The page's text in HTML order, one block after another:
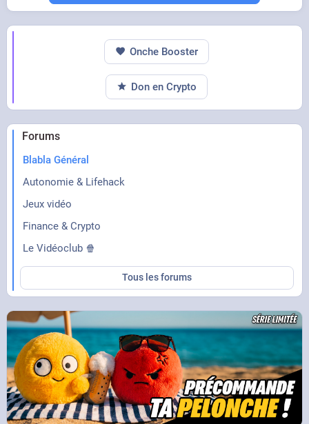
Forums
Blabla Général
Autonomie & Lifehack
Jeux vidéo
Finance & Crypto
Le Vidéoclub 🍿
Tous les forums
Onche Booster
Don en Crypto